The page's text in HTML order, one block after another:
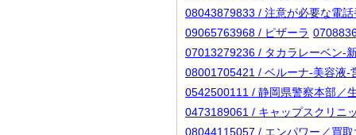
08043879833 / 注意が必要な電
09065763968 / ピザーラ
07013279236 / タカラレーベン-
08001705421 / ベルーナ-美容液-
0542500111 / 静岡県警察本部／
0473189061 / キャップスクリニ
08044115057 / エンパワー／買